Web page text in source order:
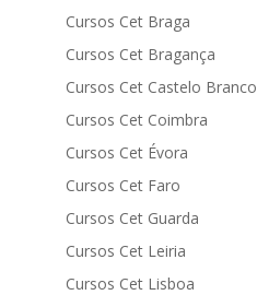
Cursos Cet Braga
Cursos Cet Bragança
Cursos Cet Castelo Branco
Cursos Cet Coimbra
Cursos Cet Évora
Cursos Cet Faro
Cursos Cet Guarda
Cursos Cet Leiria
Cursos Cet Lisboa